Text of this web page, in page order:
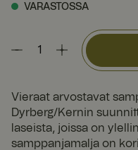
VARASTOSSA
Vieraat arvostavat
Dyrberg/Kernin
laseista, joissa on
samppanjamalja on